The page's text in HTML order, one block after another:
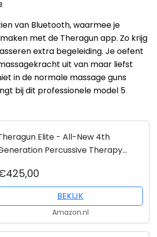
van Bluetooth, waarmee je
met de Theragun app. Zo krijg
extra begeleiding. Je oefent
uit van maar liefst
in de normale massage guns
bij dit professionele model 5
Elite - All-New 4th
Percussive Therapy
Gun…
BEKIJK
Amazon.nl